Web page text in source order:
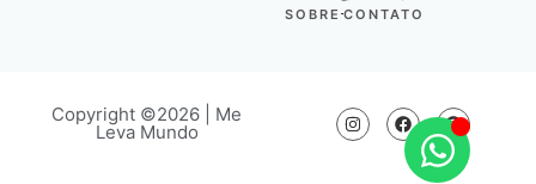
SOBRE CONTATO
Copyright ©2026 | Me
Leva Mundo